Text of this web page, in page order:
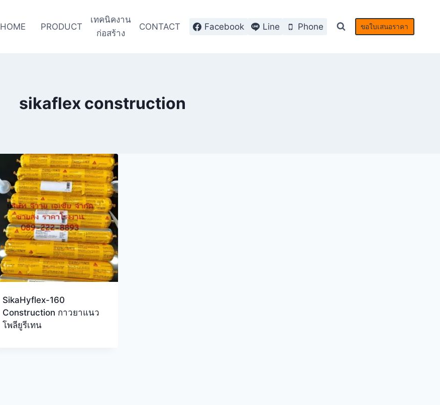
HOME PRODUCT
เทคนิคงาน
ก่อสร้าง
CONTACT Facebook Line Phone ขอใบเสนอราคา
sikaflex construction
SikaHyflex-160
Construction กาวยาแนว
โพลียูรีเทน